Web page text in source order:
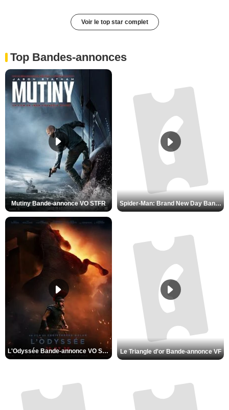
Voir le top star complet
Top Bandes-annonces
Mutiny Bande-annonce VO STFR Spider-Man: Brand New Day Bande-annonce VO STFR
L'Odyssée Bande-annonce VO STFR Le Triangle d'or Bande-annonce VF